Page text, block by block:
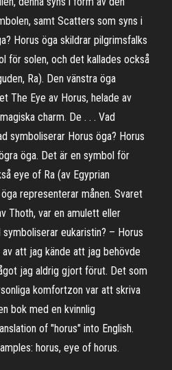
samt Scatters som syns i
Horus öga skildrar pilgrimsfalks
för solen, och det kallades också
Ra). Den vänstra öga
The Eye av Horus, helade av
charm. De . . . Vad
symboliserar Horus öga? Horus
öga. Det är en symbol för
eye of Ra (av Egyprian
representerar månen. Svaret
Thoth, var en amulett eller
eukaristin? – Horus
att jag kände att jag behövde
jag aldrig gjort förut. Det som
komfortzon var att skriva
bok med en kvinnlig
of "horus" into English.
horus, eye of horus.